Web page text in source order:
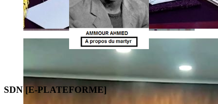
SDN [E-PLATEFORME]